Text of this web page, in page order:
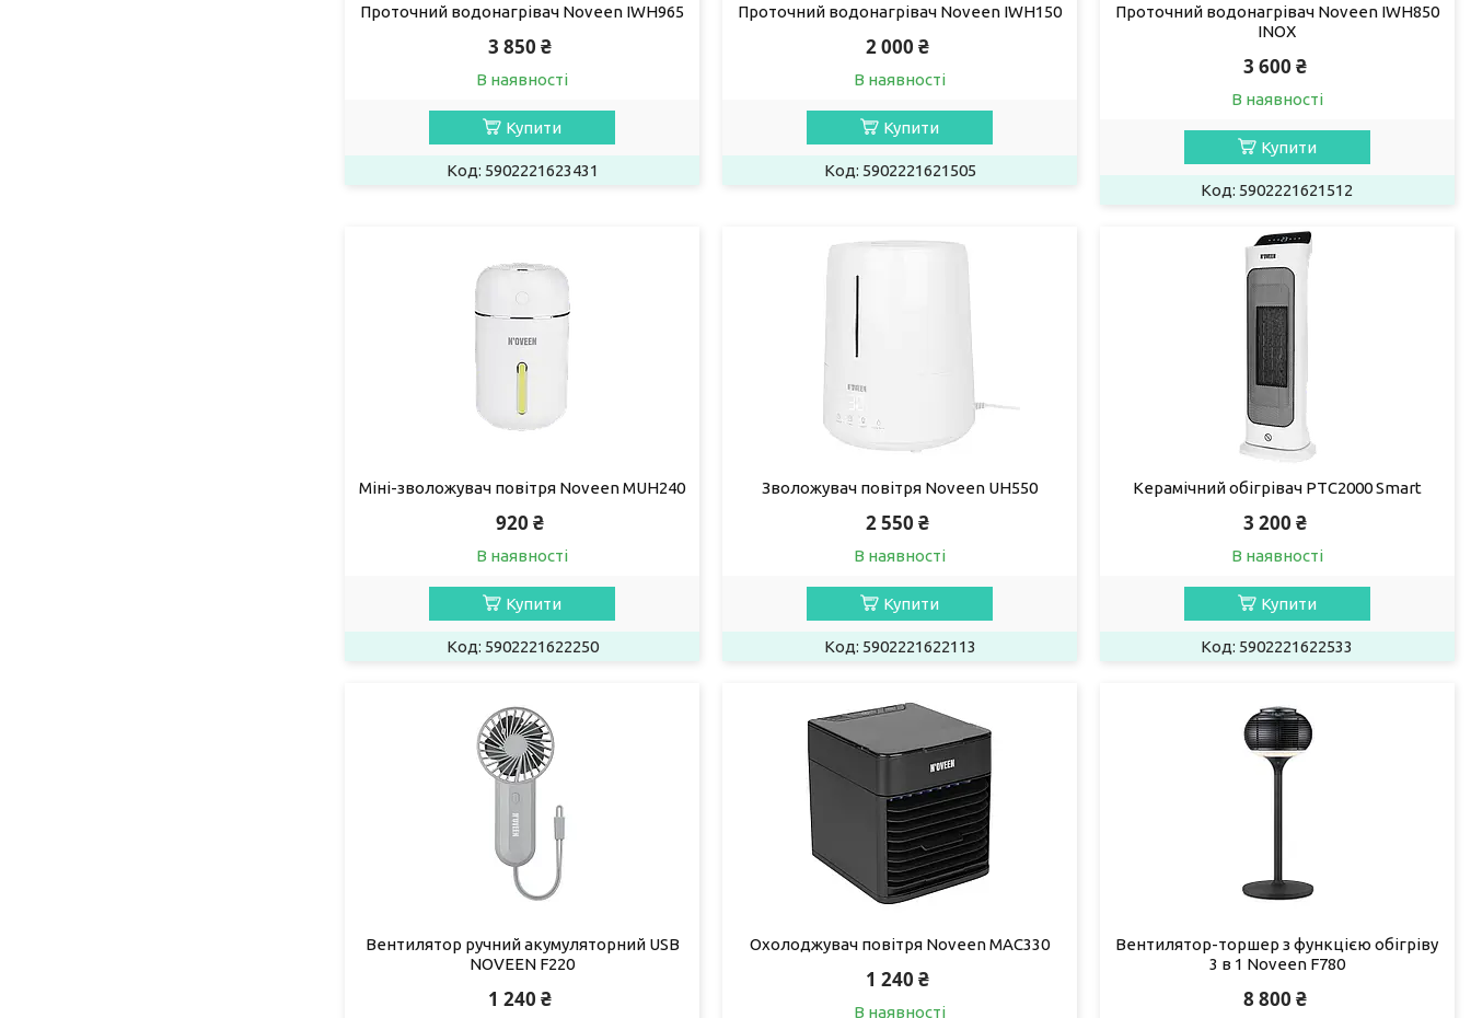
Проточний водонагрівач Noveen IWH965
3 850 ₴
В наявності
Купити
5902221623431
Проточний водонагрівач Noveen IWH150
2 000 ₴
В наявності
Купити
5902221621505
Проточний водонагрівач Noveen IWH850
INOX
3 600 ₴
В наявності
Купити
5902221621512
Міні-зволожувач повітря Noveen MUH240
920 ₴
В наявності
Купити
5902221622250
Зволожувач повітря Noveen UH550
2 550 ₴
В наявності
Купити
5902221622113
Керамічний обігрівач PTC2000 Smart
3 200 ₴
В наявності
Купити
5902221622533
Вентилятор ручний акумуляторний USB
NOVEEN F220
1 240 ₴
Охолоджувач повітря Noveen MAC330
1 240 ₴
В наявності
Вентилятор-торшер з функцією обігріву
3 в 1 Noveen F780
8 800 ₴